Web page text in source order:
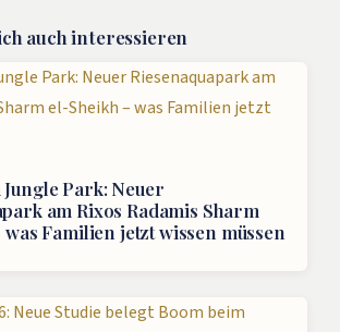
auch interessieren
Park: Neuer
am Rixos Radamis Sharm
Familien jetzt wissen müssen